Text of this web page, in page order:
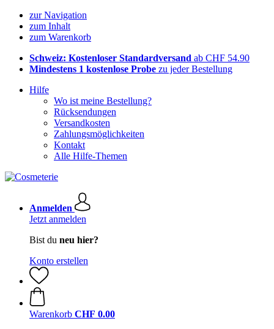
zur Navigation
zum Inhalt
zum Warenkorb
Schweiz: Kostenloser Standardversand ab CHF 54.90
Mindestens 1 kostenlose Probe zu jeder Bestellung
Hilfe
Wo ist meine Bestellung?
Rücksendungen
Versandkosten
Zahlungsmöglichkeiten
Kontakt
Alle Hilfe-Themen
Anmelden
Jetzt anmelden
Bist du neu hier?
Konto erstellen
Warenkorb CHF 0.00